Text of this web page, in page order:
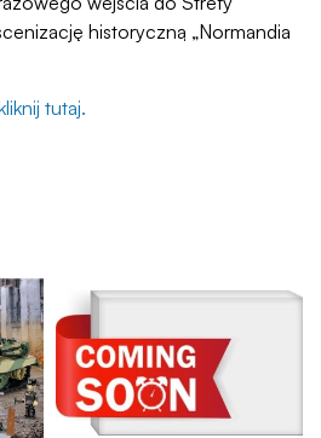
historyczną „Normandia
tutaj.